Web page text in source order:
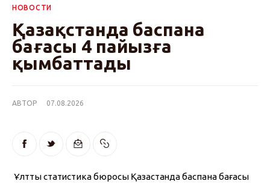
НОВОСТИ
Қазақстанда баспана
бағасы 4 пайызға
қымбаттады
АВТОР 07.08.2026
Ұлттық статистика бюросы Қазақстанда баспана бағасы